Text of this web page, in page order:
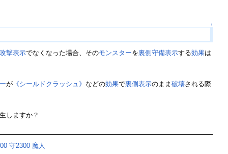
↑
撃表示でなくなった場合、そのモンスターを裏側守備表示する効果は
が 《シールドクラッシュ》などの効果で裏側表示のまま破壊される際
しますか？
守2300 魔人